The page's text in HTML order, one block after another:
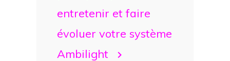
entretenir et faire
évoluer votre système
Ambilight